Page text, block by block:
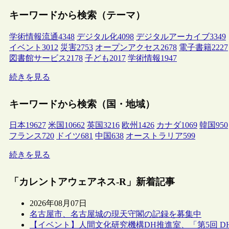
キーワードから検索（テーマ）
学術情報流通4348 デジタル化4098 デジタルアーカイブ3349
イベント 3012 災害2753 オープンアクセス2678 電子書籍2227
図書館サービス2178 子ども2017 学術情報1947
続きを見る
キーワードから検索（国・地域）
日本19627 米国 10662 英国3216 欧州 1426 カナダ1069 韓国950
フランス720 ドイツ681 中国638 オーストラリア599
続きを見る
「カレントアウェアネス-R」新着記事
2026年08月07日
名古屋市、名古屋城の現天守閣の記録を募集中
【イベント】人間文化研究機構DH推進室、「第5回